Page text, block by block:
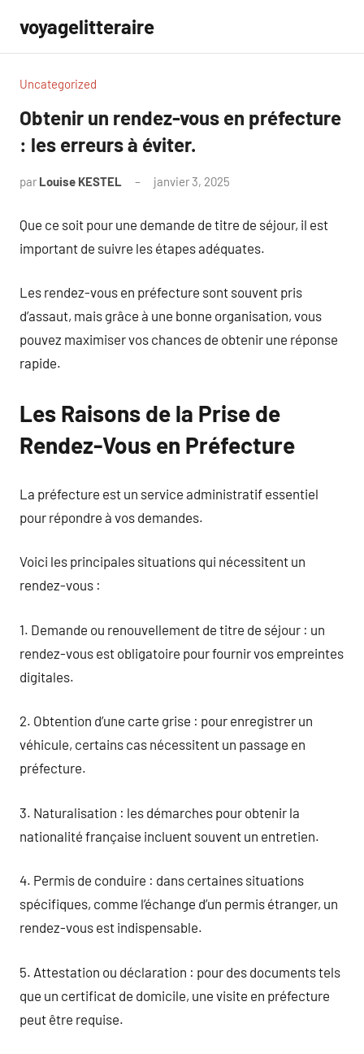
contenu
voyagelitteraire
Uncategorized
Obtenir un rendez-vous en préfecture
: les erreurs à éviter.
par Louise KESTEL janvier 3, 2025
Que ce soit pour une demande de titre de séjour, il est
important de suivre les étapes adéquates.
Les rendez-vous en préfecture sont souvent pris
d’assaut, mais grâce à une bonne organisation, vous
pouvez maximiser vos chances de obtenir une réponse
rapide.
Les Raisons de la Prise de
Rendez-Vous en Préfecture
La préfecture est un service administratif essentiel
pour répondre à vos demandes.
Voici les principales situations qui nécessitent un
rendez-vous :
1. Demande ou renouvellement de titre de séjour : un
rendez-vous est obligatoire pour fournir vos empreintes
digitales.
2. Obtention d’une carte grise : pour enregistrer un
véhicule, certains cas nécessitent un passage en
préfecture.
3. Naturalisation : les démarches pour obtenir la
nationalité française incluent souvent un entretien.
4. Permis de conduire : dans certaines situations
spécifiques, comme l’échange d’un permis étranger, un
rendez-vous est indispensable.
5. Attestation ou déclaration : pour des documents tels
que un certificat de domicile, une visite en préfecture
peut être requise.